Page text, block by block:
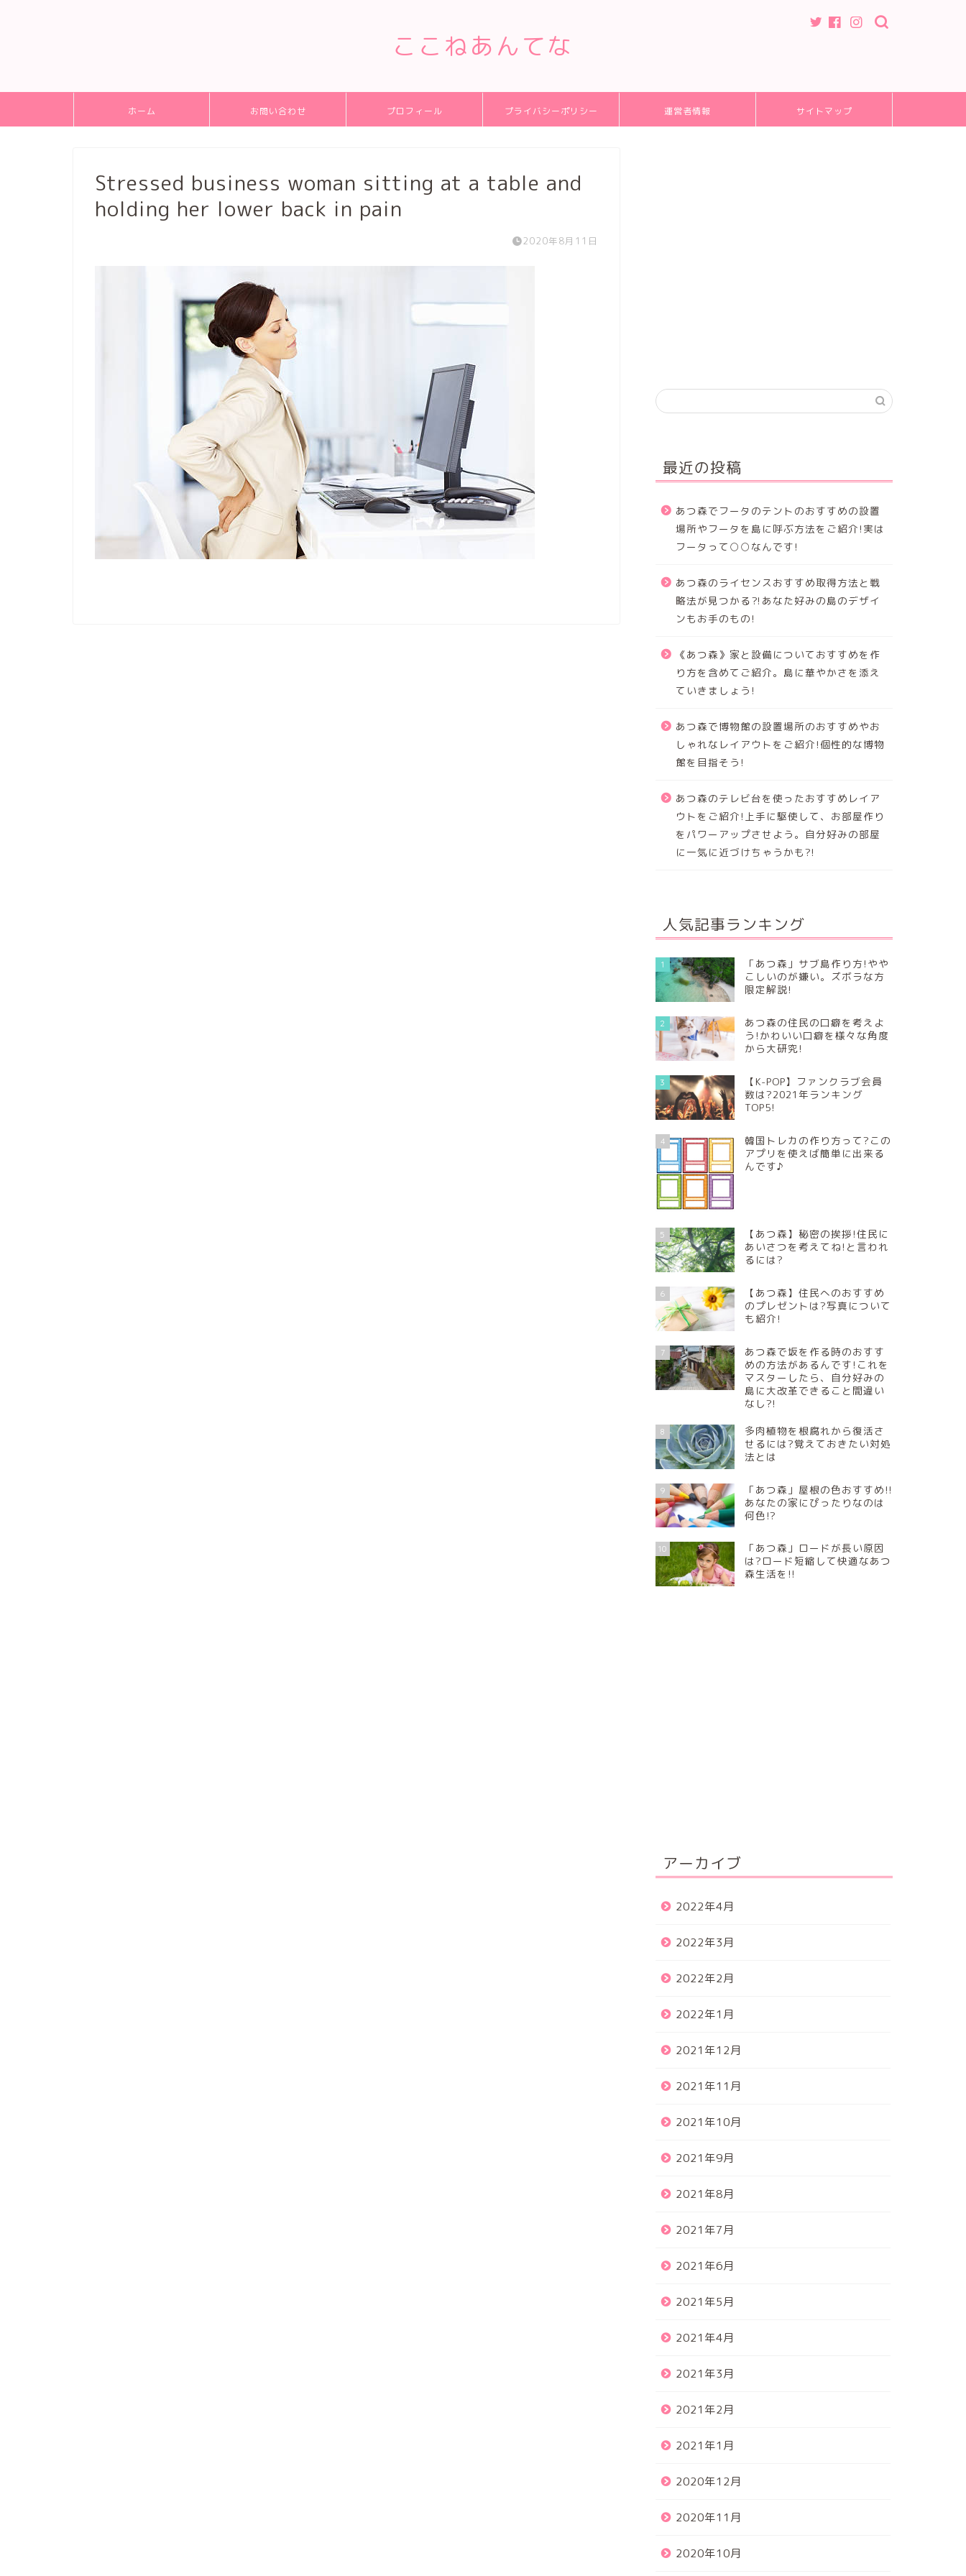
ここねあんてな
ホーム お問い合わせ プロフィール プライバシーポリシー 運営者情報 サイトマップ
Stressed business woman sitting at a table and
holding her lower back in pain
2020年8月11日
最近の投稿
あつ森でフータのテントのおすすめの設置
場所やフータを島に呼ぶ方法をご紹介!実は
フータって○○なんです!
あつ森のライセンスおすすめ取得方法と戦
略法が見つかる⁈あなた好みの島のデザイ
ンもお手のもの!
《あつ森》家と設備についておすすめを作
り方を含めてご紹介。島に華やかさを添え
ていきましょう!
あつ森で博物館の設置場所のおすすめやお
しゃれなレイアウトをご紹介!個性的な博物
館を目指そう!
あつ森のテレビ台を使ったおすすめレイア
ウトをご紹介!上手に駆使して、お部屋作り
をパワーアップさせよう。自分好みの部屋
に一気に近づけちゃうかも?!
人気記事ランキング
1
「あつ森」サブ島作り方!やや
こしいのが嫌い。ズボラな方
限定解説!
2
あつ森の住民の口癖を考えよ
う!かわいい口癖を様々な角度
から大研究!
3
【K-POP】ファンクラブ会員
数は?2021年ランキング
TOP5!
4
韓国トレカの作り方って?この
アプリを使えば簡単に出来る
んです♪
5
【あつ森】秘密の挨拶!住民に
あいさつを考えてね!と言われ
るには?
6
【あつ森】住民へのおすすめ
のプレゼントは?写真について
も紹介!
7
あつ森で坂を作る時のおすす
めの方法があるんです!これを
マスターしたら、自分好みの
島に大改革できること間違い
なし?!
8
多肉植物を根腐れから復活さ
せるには?覚えておきたい対処
法とは
9
「あつ森」屋根の色おすすめ!!
あなたの家にぴったりなのは
何色!?
10
「あつ森」ロードが長い原因
は?ロード短縮して快適なあつ
森生活を!!
アーカイブ
2022年4月
2022年3月
2022年2月
2022年1月
2021年12月
2021年11月
2021年10月
2021年9月
2021年8月
2021年7月
2021年6月
2021年5月
2021年4月
2021年3月
2021年2月
2021年1月
2020年12月
2020年11月
2020年10月